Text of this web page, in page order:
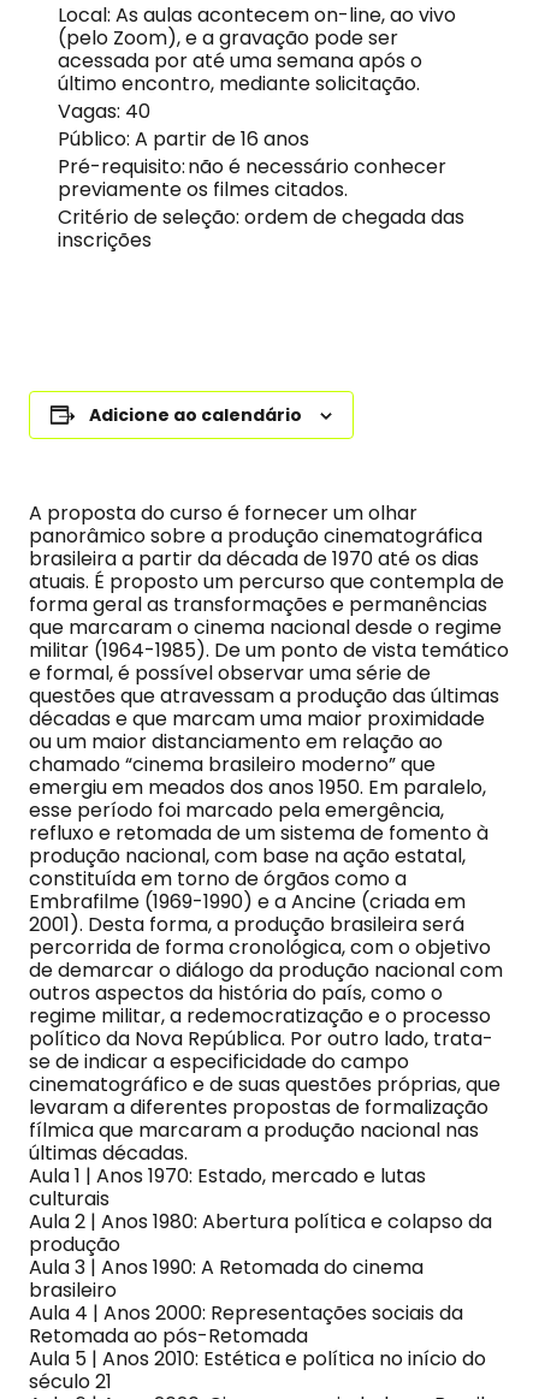
Local: As aulas acontecem on-line, ao vivo
(pelo Zoom), e a gravação pode ser
acessada por até uma semana após o
último encontro, mediante solicitação.
Vagas: 40
Público: A partir de 16 anos
Pré-requisito: não é necessário conhecer
previamente os filmes citados.
Critério de seleção: ordem de chegada das
inscrições
Adicione ao calendário
A proposta do curso é fornecer um olhar
panorâmico sobre a produção cinematográfica
brasileira a partir da década de 1970 até os dias
atuais. É proposto um percurso que contempla de
forma geral as transformações e permanências
que marcaram o cinema nacional desde o regime
militar (1964-1985). De um ponto de vista temático
e formal, é possível observar uma série de
questões que atravessam a produção das últimas
décadas e que marcam uma maior proximidade
ou um maior distanciamento em relação ao
chamado “cinema brasileiro moderno” que
emergiu em meados dos anos 1950. Em paralelo,
esse período foi marcado pela emergência,
refluxo e retomada de um sistema de fomento à
produção nacional, com base na ação estatal,
constituída em torno de órgãos como a
Embrafilme (1969-1990) e a Ancine (criada em
2001). Desta forma, a produção brasileira será
percorrida de forma cronológica, com o objetivo
de demarcar o diálogo da produção nacional com
outros aspectos da história do país, como o
regime militar, a redemocratização e o processo
político da Nova República. Por outro lado, trata-
se de indicar a especificidade do campo
cinematográfico e de suas questões próprias, que
levaram a diferentes propostas de formalização
fílmica que marcaram a produção nacional nas
últimas décadas.
Aula 1 | Anos 1970: Estado, mercado e lutas
culturais
Aula 2 | Anos 1980: Abertura política e colapso da
produção
Aula 3 | Anos 1990: A Retomada do cinema
brasileiro
Aula 4 | Anos 2000: Representações sociais da
Retomada ao pós-Retomada
Aula 5 | Anos 2010: Estética e política no início do
século 21